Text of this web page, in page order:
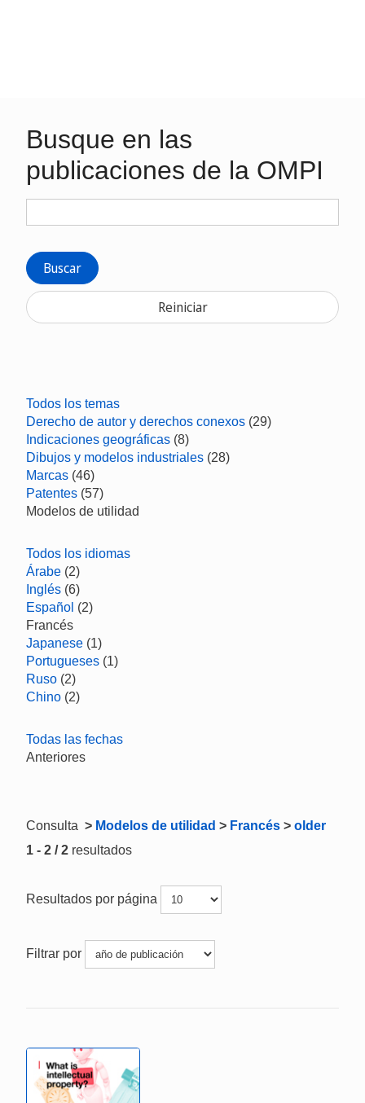
Busque en las
publicaciones de la OMPI
Buscar
Reiniciar
Todos los temas
Derecho de autor y derechos conexos (29)
Indicaciones geográficas (8)
Dibujos y modelos industriales (28)
Marcas (46)
Patentes (57)
Modelos de utilidad
Todos los idiomas
Árabe (2)
Inglés (6)
Español (2)
Francés
Japanese (1)
Portugueses (1)
Ruso (2)
Chino (2)
Todas las fechas
Anteriores
Consulta > Modelos de utilidad > Francés > older
1 - 2 / 2 resultados
Resultados por página
Filtrar por